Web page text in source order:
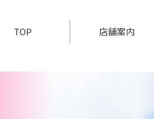
TOP 店舗案内